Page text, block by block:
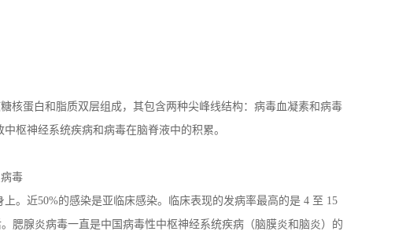
核蛋白和脂质双层组成，其包含两种尖峰线结构：病毒血凝素和病毒
枢神经系统疾病和病毒在脑脊液中的积累。
病毒
。近50%的感染是亚临床感染。临床表现的发病率最高的是 4 至 15
腮腺炎病毒一直是中国病毒性中枢神经系统疾病（脑膜炎和脑炎）的